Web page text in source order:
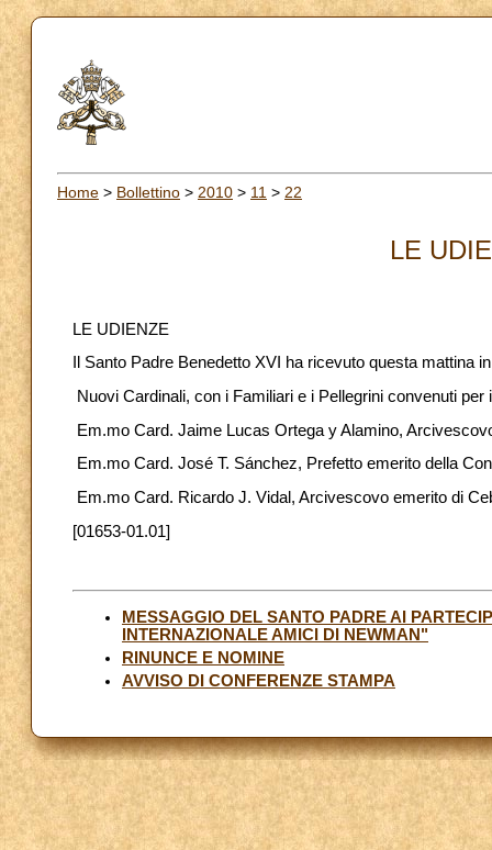
Home > Bollettino > 2010 > 11 > 22
LE
LE UDIENZE
Il Santo Padre Benedetto XVI ha ricevuto questa mattina
Nuovi Cardinali, con i Familiari e i Pellegrini convenuti
Em.mo Card. Jaime Lucas Ortega y Alamino,
Em.mo Card. José T. Sánchez, Prefetto emerito della
Em.mo Card. Ricardo J. Vidal, Arcivescovo emerito di
[01653-01.01]
MESSAGGIO DEL SANTO PADRE AI
INTERNAZIONALE AMICI DI NEWMAN"
RINUNCE E NOMINE
AVVISO DI CONFERENZE STAMPA